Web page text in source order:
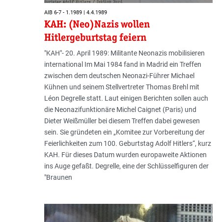
AIB 6-7 - 1.1989 | 4.4.1989
KAH: (Neo)Nazis wollen
Hitlergeburtstag feiern
"KAH"- 20. April 1989: Militante Neonazis mobilisieren
international Im Mai 1984 fand in Madrid ein Treffen
zwischen dem deutschen Neonazi-Führer Michael
Kühnen und seinem Stellvertreter Thomas Brehl mit
Léon Degrelle statt. Laut einigen Berichten sollen auch
die Neonazifunktionäre Michel Caignet (Paris) und
Dieter Weißmüller bei diesem Treffen dabei gewesen
sein. Sie gründeten ein „Komitee zur Vorbereitung der
Feierlichkeiten zum 100. Geburtstag Adolf Hitlers“, kurz
KAH. Für dieses Datum wurden europaweite Aktionen
ins Auge gefaßt. Degrelle, eine der Schlüsselfiguren der
"Braunen